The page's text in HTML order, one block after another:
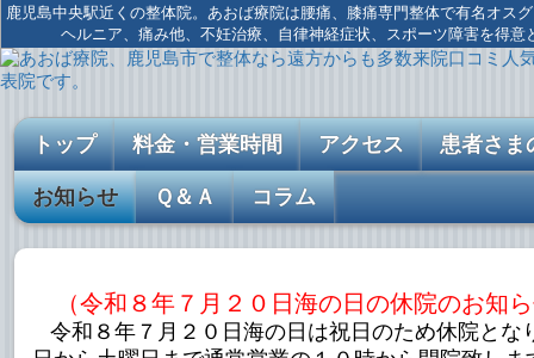
鹿児島中央駅近くの整体院。あおば療院は腰痛、膝痛専門整体で有名オス
ヘルニア、痛み他、不妊治療、自律神経症状、スポーツ障害を得意
トップ 料金・営業時間 アクセス 患者さま
お知らせ Ｑ＆Ａ コラム
（令和８年７月２０日海の日の休院のお知
令和８年７月２０日海の日は祝日のため休院とな